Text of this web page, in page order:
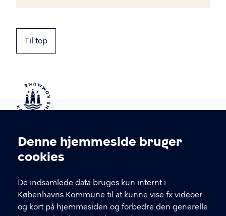
Cookieindstillinger
Denne hjemmeside bruger
cookies
De indsamlede data bruges kun internt i
Københavns Kommune til at kunne vise fx videoer
og kort på hjemmesiden og forbedre den generelle
Til top
Kontakt Københavns Kommune
T
fFind andre kontakter her
CVR-nummer64942212